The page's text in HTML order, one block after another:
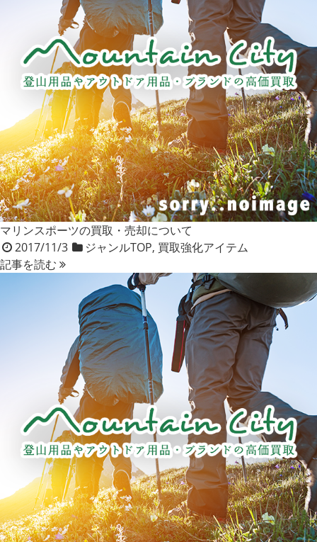
マリンスポーツの買取・売却について
2017/11/3
ジャンルTOP, 買取強化アイテム
記事を読む